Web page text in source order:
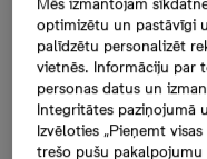
Mazā
182 000
dzīvoklis,
61,8 m²
Mēs izmantojam
optimizētu un pastāvīgi
palīdzētu personalizēt
vietnēs. Informāciju par
personas datus un
Integritātes paziņojumā
Izvēloties „Pieņemt
trešo pušu